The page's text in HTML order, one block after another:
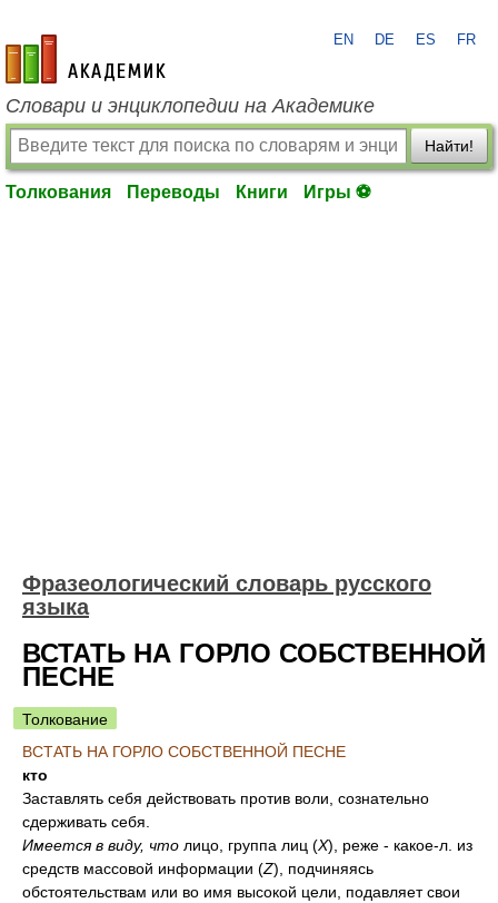
academic.ru
EN DE ES FR
Словари и энциклопедии на Академике
Найти!
Толкования Переводы Книги Игры ⚽
Фразеологический словарь русского
языка
ВСТАТЬ НА ГОРЛО СОБСТВЕННОЙ
ПЕСНЕ
Толкование
ВСТАТЬ НА ГОРЛО СОБСТВЕННОЙ ПЕСНЕ
кто
Заставлять себя действовать против воли, сознательно
сдерживать себя.
Имеется в виду, что лицо, группа лиц (Х), реже - какое-л. из
средств массовой информации (Z), подчиняясь
обстоятельствам или во имя высокой цели, подавляет свои